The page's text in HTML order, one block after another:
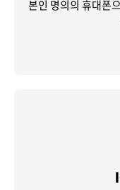
본인 명의의 휴대폰